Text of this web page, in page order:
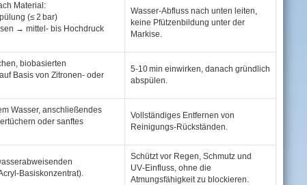
Material:
(≤ 2 bar)
→ mittel‑ bis Hochdruck
Wasser‑Abfluss nach unten leiten,
keine Pfützenbildung unter der
Markise.
biobasierten
Basis von Zitronen‑ oder
5‑10 min einwirken, danach gründlich
abspülen.
Wasser, anschließendes
oder sanftes
Vollständiges Entfernen von
Reinigungs‑Rückständen.
Schützt vor Regen, Schmutz und
UV‑Einfluss, ohne die
Atmungsfähigkeit zu blockieren.